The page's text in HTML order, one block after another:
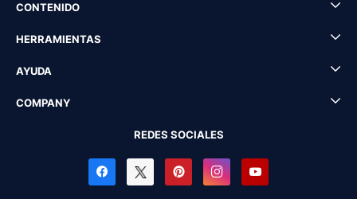
CONTENIDO
HERRAMIENTAS
AYUDA
COMPANY
REDES SOCIALES